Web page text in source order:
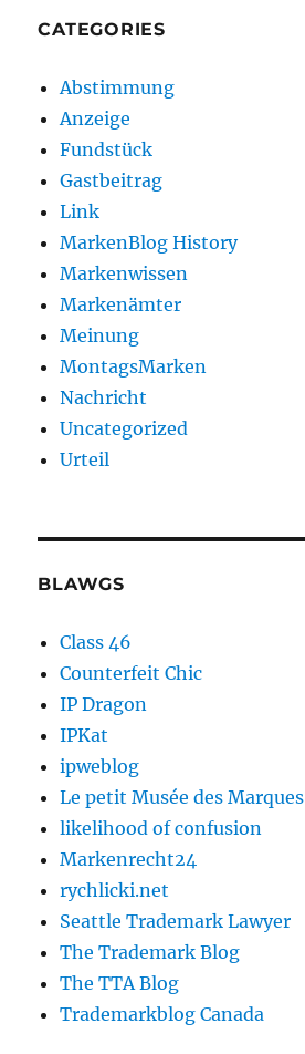
CATEGORIES
Abstimmung
Anzeige
Fundstück
Gastbeitrag
Link
MarkenBlog History
Markenwissen
Markenämter
Meinung
MontagsMarken
Nachricht
Uncategorized
Urteil
BLAWGS
Class 46
Counterfeit Chic
IP Dragon
IPKat
ipweblog
Le petit Musée des Marques
likelihood of confusion
Markenrecht24
rychlicki.net
Seattle Trademark Lawyer
The Trademark Blog
The TTA Blog
Trademarkblog Canada